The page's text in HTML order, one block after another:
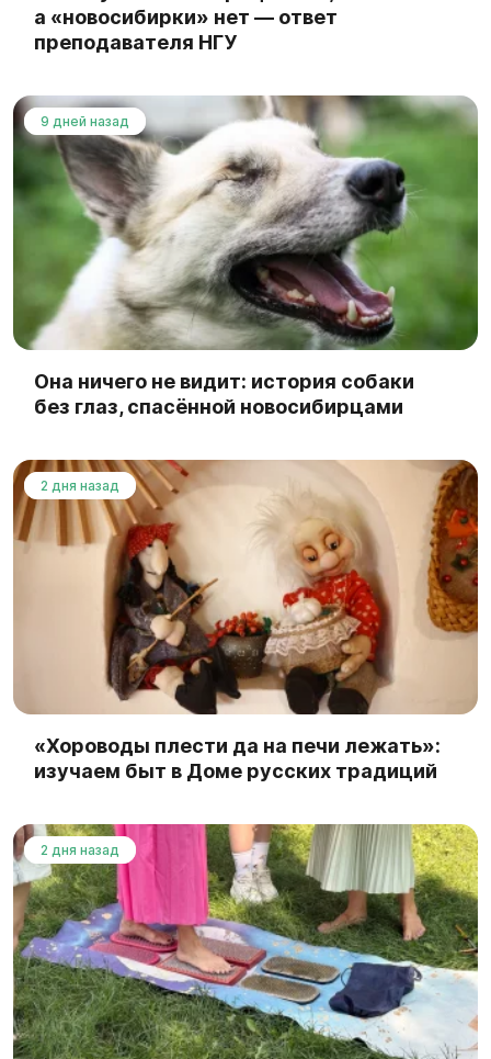
а «новосибирки» нет — ответ
преподавателя НГУ
9 дней назад
Она ничего не видит: история собаки
без глаз, спасённой новосибирцами
2 дня назад
«Хороводы плести да на печи лежать»:
изучаем быт в Доме русских традиций
2 дня назад